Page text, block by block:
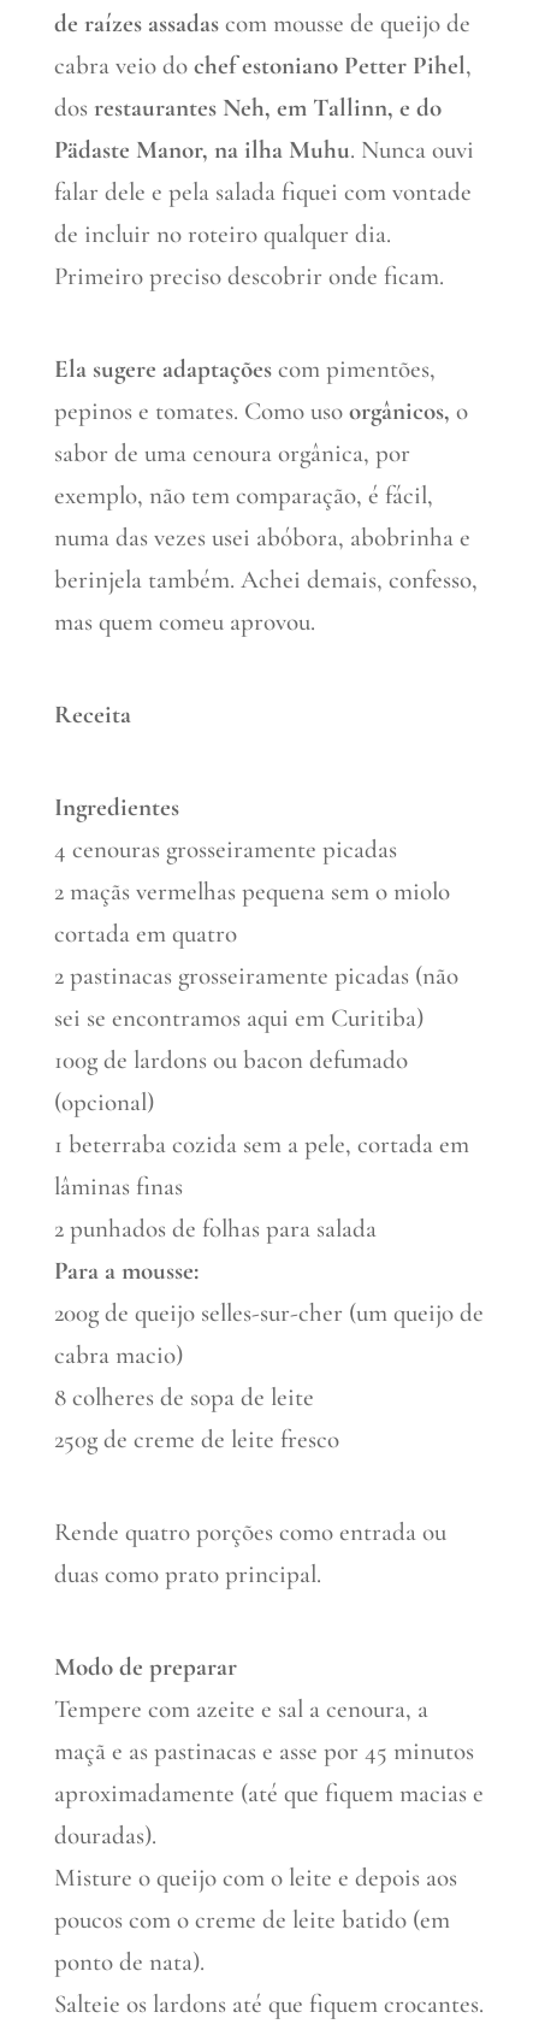
de raízes assadascom mousse de queijo de
cabra veio do chef estoniano Petter Pihel,
dos restaurantes Neh, em Tallinn, e do
Pädaste Manor, na ilha Muhu. Nunca ouvi
falar dele e pela salada fiquei com vontade
de incluir no roteiro qualquer dia.
Primeiro preciso descobrir onde ficam.
Ela sugere adaptaçõescom pimentões,
pepinos e tomates. Como uso orgânicos, o
sabor de uma cenoura orgânica, por
exemplo, não tem comparação, é fácil,
numa das vezes usei abóbora, abobrinha e
berinjela também. Achei demais, confesso,
mas quem comeu aprovou.
Receita
Ingredientes
4 cenouras grosseiramente picadas
2 maçãs vermelhas pequena sem o miolo
cortada em quatro
2 pastinacas grosseiramente picadas (não
sei se encontramos aqui em Curitiba)
100g de lardons ou bacon defumado
(opcional)
1 beterraba cozida sem a pele, cortada em
lâminas finas
2 punhados de folhas para salada
Para a mousse:
200g de queijo selles-sur-cher (um queijo de
cabra macio)
8 colheres de sopa de leite
250g de creme de leite fresco
Rende quatro porções como entrada ou
duas como prato principal.
Modo de preparar
Tempere com azeite e sal a cenoura, a
maçã e as pastinacas e asse por 45 minutos
aproximadamente (até que fiquem macias e
douradas).
Misture o queijo com o leite e depois aos
poucos com o creme de leite batido (em
ponto de nata).
Salteie os lardons até que fiquem crocantes.